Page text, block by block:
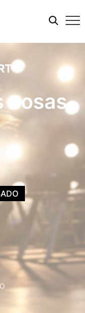
cosas